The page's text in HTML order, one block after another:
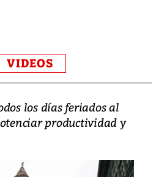
VIDEOS
los días feriados al
productividad y